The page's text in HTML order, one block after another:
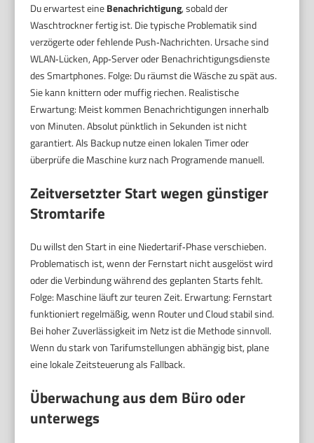
Du erwartest eineBenachrichtigung, sobald der
Waschtrockner fertig ist. Die typische Problematik sind
verzögerte oder fehlende Push‑Nachrichten. Ursache sind
WLAN‑Lücken, App‑Server oder Benachrichtigungsdienste
des Smartphones. Folge: Du räumst die Wäsche zu spät aus.
Sie kann knittern oder muffig riechen. Realistische
Erwartung: Meist kommen Benachrichtigungen innerhalb
von Minuten. Absolut pünktlich in Sekunden ist nicht
garantiert. Als Backup nutze einen lokalen Timer oder
überprüfe die Maschine kurz nach Programende manuell.
Zeitversetzter Start wegen günstiger
Stromtarife
Du willst den Start in eine Niedertarif‑Phase verschieben.
Problematisch ist, wenn der Fernstart nicht ausgelöst wird
oder die Verbindung während des geplanten Starts fehlt.
Folge: Maschine läuft zur teuren Zeit. Erwartung: Fernstart
funktioniert regelmäßig, wenn Router und Cloud stabil sind.
Bei hoher Zuverlässigkeit im Netz ist die Methode sinnvoll.
Wenn du stark von Tarifumstellungen abhängig bist, plane
eine lokale Zeitsteuerung als Fallback.
Überwachung aus dem Büro oder
unterwegs